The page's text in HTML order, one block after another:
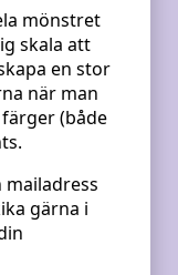
mönstret
skala att
en stor
när man
(både
mailadress
gärna i